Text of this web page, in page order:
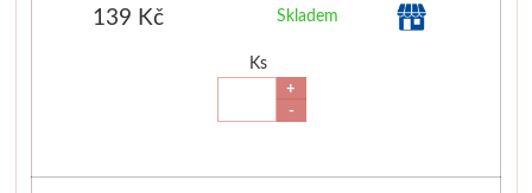
139 Kč Skladem
Ks
+
-